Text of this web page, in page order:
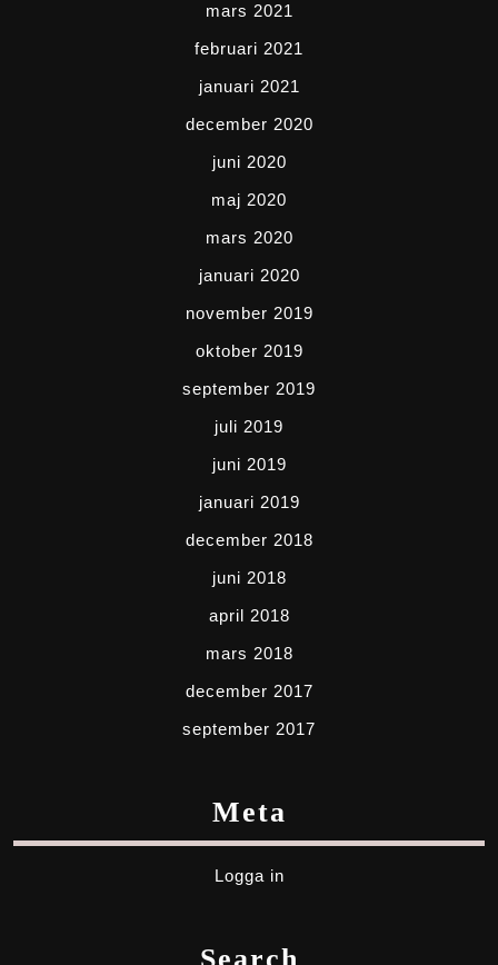
mars 2021
februari 2021
januari 2021
december 2020
juni 2020
maj 2020
mars 2020
januari 2020
november 2019
oktober 2019
september 2019
juli 2019
juni 2019
januari 2019
december 2018
juni 2018
april 2018
mars 2018
december 2017
september 2017
Meta
Logga in